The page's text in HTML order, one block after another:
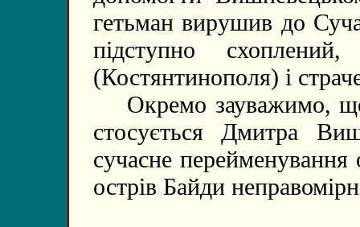
гетьман вирушив до
підступно
(Костянтинополя) і
Окремо зауважимо,
стосується Дмитра
сучасне
острів Байди